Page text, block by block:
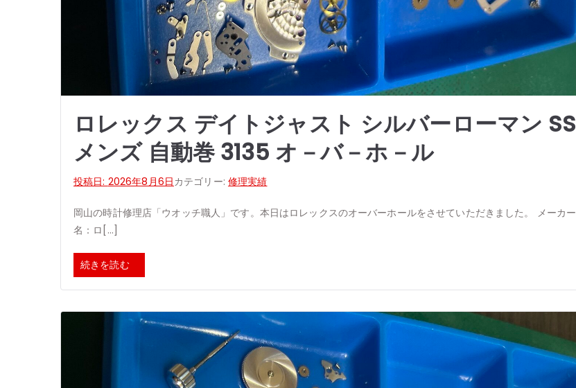
ロレックス デイトジャスト シルバーローマン SS
メンズ 自動巻 3135 オ－バ－ホ－ル
投稿日: 2026年8月6日 カテゴリー: 修理実績
岡山の時計修理店「ウオッチ職人」です。本日はロレックスのオーバーホールをさせていただきました。 メーカー
名：ロ[…]
続きを読む